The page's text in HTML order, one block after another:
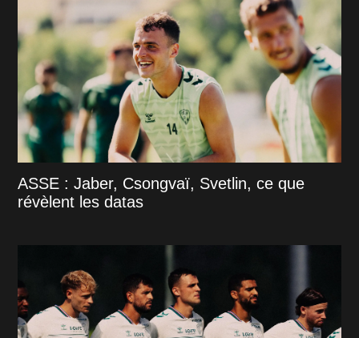
ASSE : Jaber, Csongvaï, Svetlin, ce que
révèlent les datas